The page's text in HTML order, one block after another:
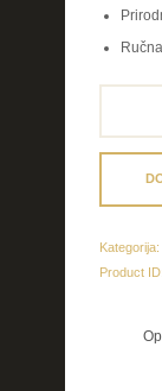
Kategorija:
Product ID: